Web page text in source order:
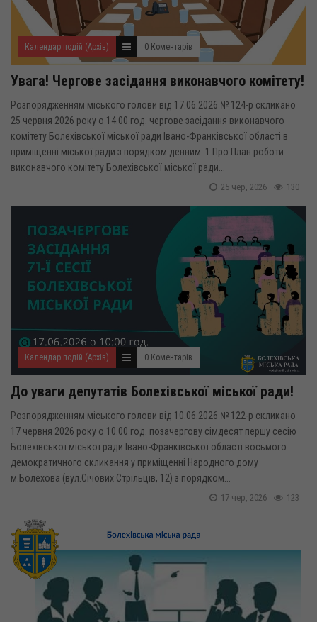
Календар подій (Архів) 0 Коментарів
Увага! Чергове засідання виконавчого комітету!
Розпорядженням міського голови від 17.06.2026 № 124-р скликано
25 червня 2026 року о 14.00 год. чергове засідання виконавчого
комітету Болехівської міської ради Івано-Франківської області в
приміщенні міської ради з порядком денним: 1.Про План роботи
виконавчого комітету Болехівської міської ради...
130
25 чер, 2026
Календар подій (Архів) 0 Коментарів
До уваги депутатів Болехівської міської ради!
Розпорядженням міського голови від 10.06.2026 № 122-р скликано
17 червня 2026 року о 10.00 год. позачергову сімдесят першу сесію
Болехівської міської ради Івано-Франківської області восьмого
демократичного скликання у приміщенні Народного дому
м.Болехова (вул.Січових Стрільців, 12) з порядком...
123
17 чер, 2026